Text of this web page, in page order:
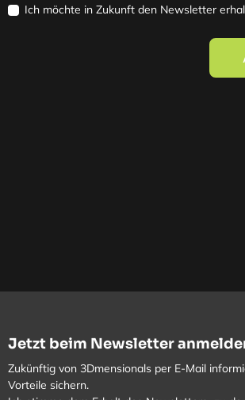
Ich möchte in Zukunft den Newsletter
Jetzt beim Newsletter
Zukünftig von 3Dmensionals per E-Mail
Vorteile sichern.